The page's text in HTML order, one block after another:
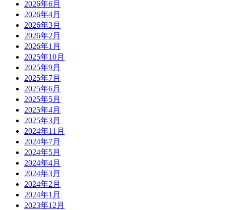
2026年6月
2026年4月
2026年3月
2026年2月
2026年1月
2025年10月
2025年9月
2025年7月
2025年6月
2025年5月
2025年4月
2025年3月
2024年11月
2024年7月
2024年5月
2024年4月
2024年3月
2024年2月
2024年1月
2023年12月